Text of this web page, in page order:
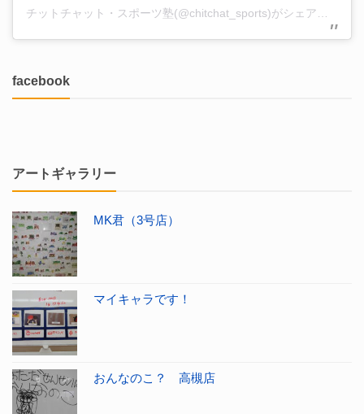
チットチャット・スポーツ塾(@chitchat_sports)がシェアした投稿
facebook
アートギャラリー
MK君（3号店）
マイキャラです！
おんなのこ？ 高槻店